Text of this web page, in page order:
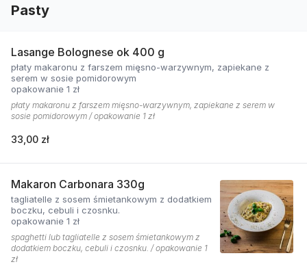
Pasty
Lasange Bolognese ok 400 g
płaty makaronu z farszem mięsno-warzywnym, zapiekane z
serem w sosie pomidorowym
opakowanie 1 zł
płaty makaronu z farszem mięsno-warzywnym, zapiekane z serem w
sosie pomidorowym / opakowanie 1 zł
33,00 zł
Makaron Carbonara 330g
tagliatelle z sosem śmietankowym z dodatkiem
boczku, cebuli i czosnku.
opakowanie 1 zł
spaghetti lub tagliatelle z sosem śmietankowym z
dodatkiem boczku, cebuli i czosnku. / opakowanie 1
zł